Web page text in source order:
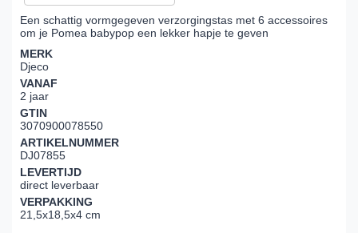
Een schattig vormgegeven verzorgingstas met 6 accessoires
om je Pomea babypop een lekker hapje te geven
MERK
Djeco
VANAF
2 jaar
GTIN
3070900078550
ARTIKELNUMMER
DJ07855
LEVERTIJD
direct leverbaar
VERPAKKING
21,5x18,5x4 cm